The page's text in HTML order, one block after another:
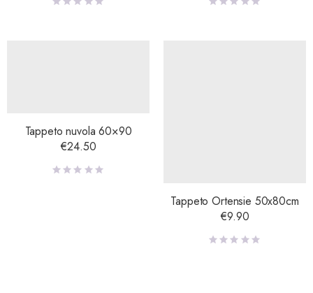
Tappeto nuvola 60×90
€24.50
Tappeto Ortensie 50x80cm
€9.90